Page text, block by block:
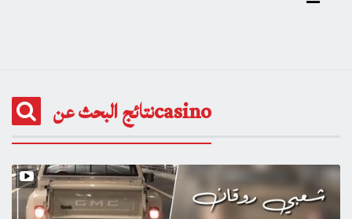
نتائج البحث عنcasino